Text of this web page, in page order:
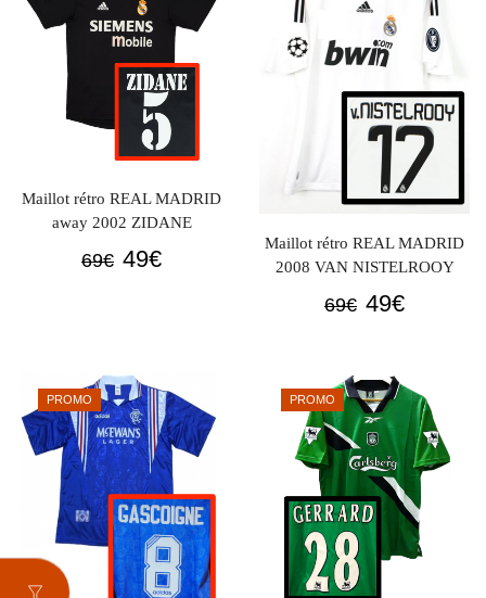
Maillot rétro REAL MADRID
away 2002 ZIDANE
69€ Le
69€.
49€Le
Maillot rétro REAL MADRID
2008 VAN NISTELROOY
69€ Le
était :
69€.
49€Le
est :
49€.
PROMO PROMO